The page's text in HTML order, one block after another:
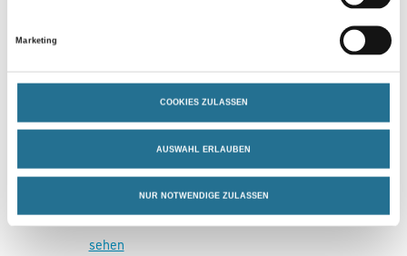
Marketing
COOKIES ZULASSEN
AUSWAHL ERLAUBEN
NUR NOTWENDIGE ZULASSEN
NMC Adefix Kleber 310ml
Kleber/Spachtelmasse
u.Verfugungsmater.
Bitte einloggen, um Preise zu
sehen